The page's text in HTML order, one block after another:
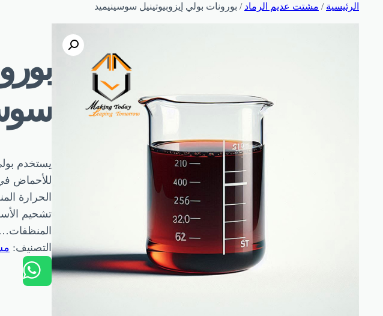
الرئيسية / مشتت عديم الرماد / بورونات بولي إيزوبيوتينيل سوسينيميد
يستخدم
للأحماض
الحرارة
تشحيم
المنظفات…
التصنيف: